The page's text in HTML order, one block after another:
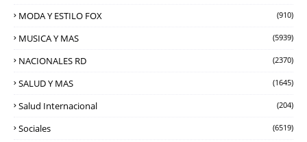
MODA Y ESTILO FOX (910)
MUSICA Y MAS (5939)
NACIONALES RD (2370)
SALUD Y MAS (1645)
Salud Internacional (204)
Sociales (6519)